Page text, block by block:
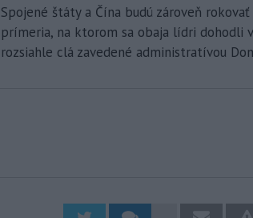
Spojené štáty a Čína budú zároveň
prímeria, na ktorom sa obaja lídri dohodli
rozsiahle clá zavedené administratívou